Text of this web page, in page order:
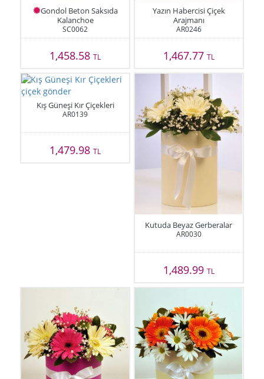
Gondol Beton Saksıda
Kalanchoe
SC0062
1,458.58TL
Yazın Habercisi Çiçek
Arajmanı
AR0246
1,467.77 TL
Kış Güneşi Kır Çiçekleri
AR0139
1,479.98TL
Kutuda Beyaz Gerberalar
AR0030
1,489.99 TL